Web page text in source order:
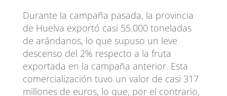
Durante la campaña pasada, la provincia
de Huelva exportó casi 55.000 toneladas
de arándanos, lo que supuso un leve
descenso del 2% respecto a la fruta
exportada en la campaña anterior. Esta
comercialización tuvo un valor de casi 317
millones de euros, lo que, por el contrario,